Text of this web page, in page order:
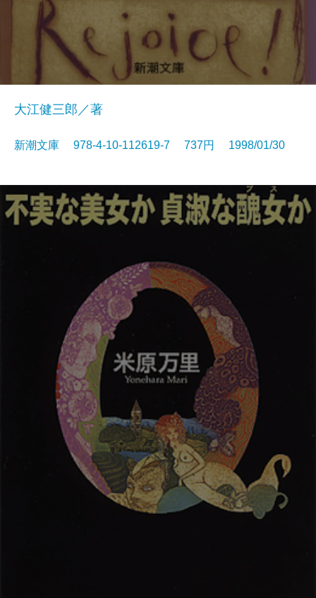
大江健三郎／著
新潮文庫 978-4-10-112619-7 737円 1998/01/30